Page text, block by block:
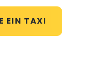
EIN TAXI